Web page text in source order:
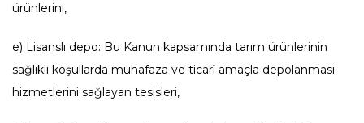
ürünlerini,
e) Lisanslı depo: Bu Kanun kapsamında tarım ürünlerinin
sağlıklı koşullarda muhafaza ve ticarî amaçla depolanması
hizmetlerini sağlayan tesisleri,